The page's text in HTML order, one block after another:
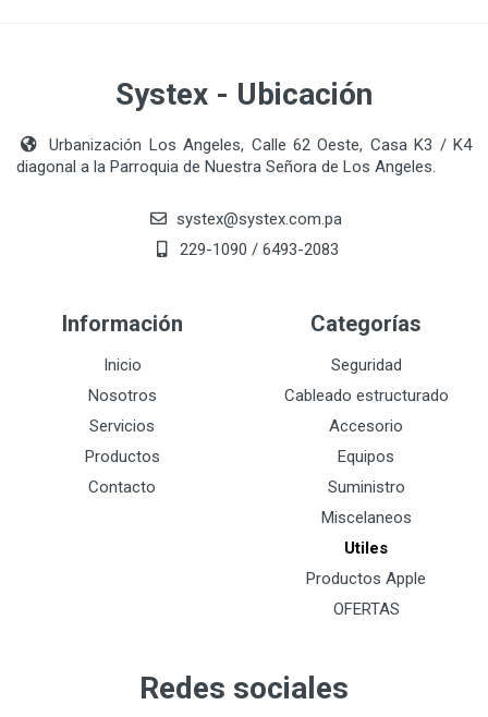
Systex - Ubicación
Urbanización Los Angeles, Calle 62 Oeste, Casa K3 / K4
diagonal a la Parroquia de Nuestra Señora de Los Angeles.
systex@systex.com.pa
229-1090 / 6493-2083
Información
Inicio
Nosotros
Servicios
Productos
Contacto
Categorías
Seguridad
Cableado estructurado
Accesorio
Equipos
Suministro
Miscelaneos
Utiles
Productos Apple
OFERTAS
Redes sociales